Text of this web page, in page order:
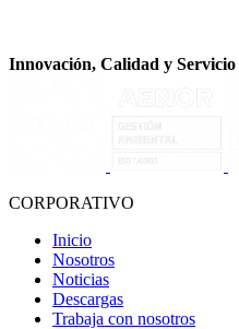
Innovación, Calidad y Servicio
CORPORATIVO
Inicio
Nosotros
Noticias
Descargas
Trabaja con nosotros